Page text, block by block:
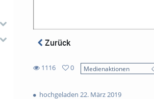
Zurück
1116
views
0
Medienaktionen
hochgeladen 22. März 2019